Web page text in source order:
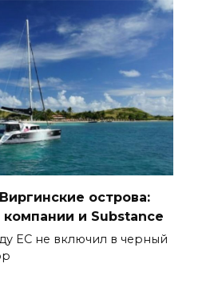
острова:
и Substance
ЕС не включил в черный